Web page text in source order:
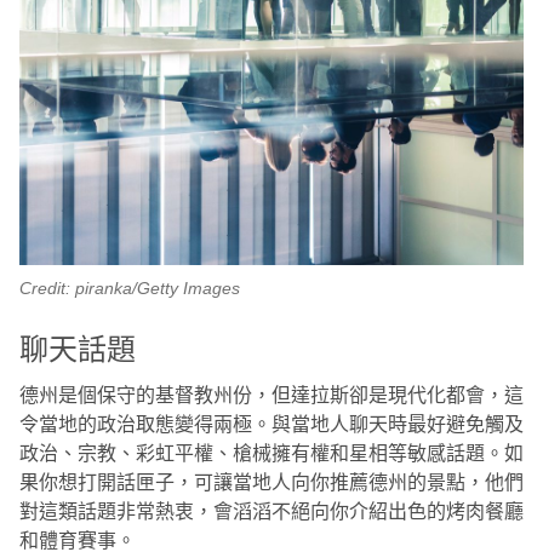
Credit: piranka/Getty Images
聊天話題
德州是個保守的基督教州份，但達拉斯卻是現代化都會，這
令當地的政治取態變得兩極。與當地人聊天時最好避免觸及
政治、宗教、彩虹平權、槍械擁有權和星相等敏感話題。如
果你想打開話匣子，可讓當地人向你推薦德州的景點，他們
對這類話題非常熱衷，會滔滔不絕向你介紹出色的烤肉餐廳
和體育賽事。